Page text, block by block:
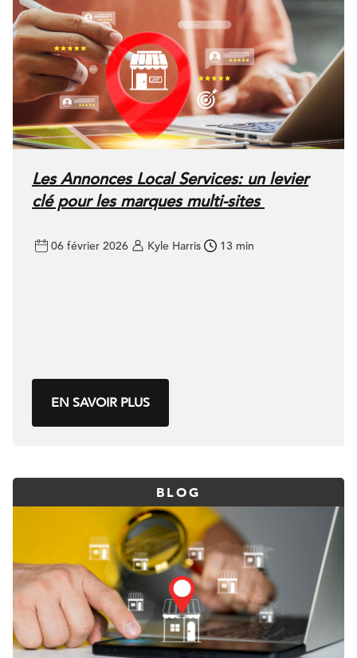
Les Annonces Local Services: un levier
clé pour les marques multi-sites
06 février 2026 Kyle Harris 13 min
EN SAVOIR PLUS
BLOG